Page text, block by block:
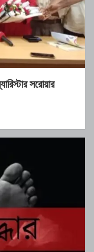
সরোয়ার